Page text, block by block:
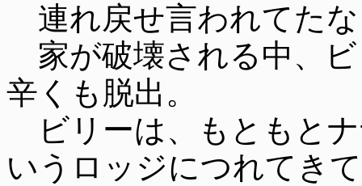
連れ戻せ言われてた
家が破壊される中、
辛くも脱出。
ビリーは、もともと
いうロッジにつれてき